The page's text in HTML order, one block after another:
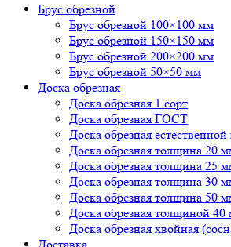
Брус обрезной
Брус обрезной 100×100 мм
Брус обрезной 150×150 мм
Брус обрезной 200×200 мм
Брус обрезной 50×50 мм
Доска обрезная
Доска обрезная 1 сорт
Доска обрезная ГОСТ
Доска обрезная
Доска обрезная толщина 20
Доска обрезная толщина 25
Доска обрезная толщина 30
Доска обрезная толщина 50
Доска обрезная толщиной 40
Доска обрезная хвойная